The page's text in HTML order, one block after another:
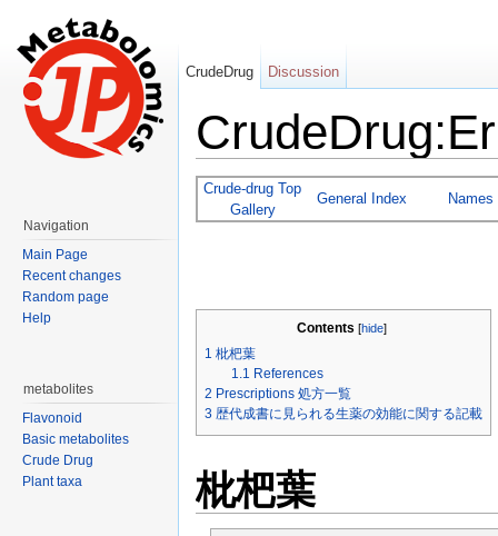
Crude-drug Top
Gallery
General Index Names
Contents [hide]
1 枇杷葉
1.1 References
2 Prescriptions 処方一覧
3 歴代成書に見られる生薬の効能に関する記載
枇杷葉
CrudeDrug Discussion
Navigation
Main Page
Recent changes
Random page
Help
metabolites
Flavonoid
Basic metabolites
Crude Drug
Plant taxa